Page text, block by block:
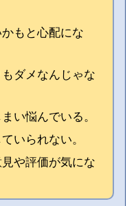
もと心配にな
ダメなんじゃな
い悩んでいる。
いられない。
や評価が気にな